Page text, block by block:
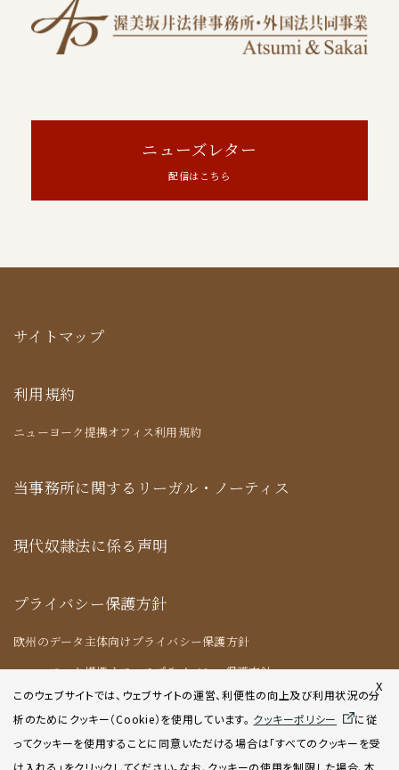
ニューズレター
配信はこちら
サイトマップ
利用規約
ニューヨーク提携オフィス利用規約
当事務所に関するリーガル・ノーティス
現代奴隷法に係る声明
プライバシー保護方針
欧州のデータ主体向けプライバシー保護方針
ニューヨーク提携オフィスプライバシー保護方針
クッキーポリシー
X
このウェブサイトでは、ウェブサイトの運営、利便性の向上及び利用状況の分
析のためにクッキー（Cookie）を使用しています。 クッキーポリシー
に従
ってクッキーを使用することに同意いただける場合は「すべてのクッキーを受
け入れる」をクリックしてください。なお、クッキーの使用を制限した場合、本